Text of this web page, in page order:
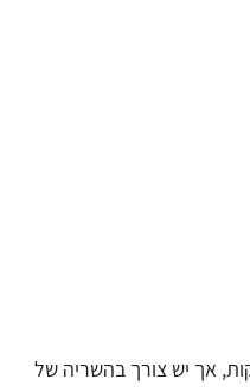
אך יש צורך בהשריה של